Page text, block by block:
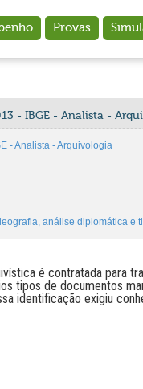
Provas
- IBGE - Analista -
- Analista - Arquivologia
análise diplomática e
é contratada para
tipos de documentos
identificação exigiu